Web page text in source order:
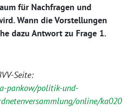
für Nachfragen und
Wann die Vorstellungen
dazu Antwort zu Frage 1.
Seite:
pankow/politik-und-
online/ka020